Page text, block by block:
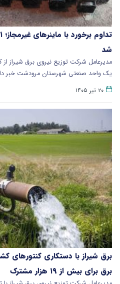
شد
یک واحد صنعتی شهرستان مرودشت خبر
۲۰ تیر ۱۴۰۵
برق شیراز با دستکاری کنتورهای
برق برای بیش از ۱۹ هزار مشترک